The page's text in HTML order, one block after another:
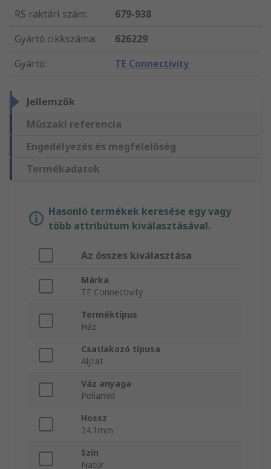
RS raktári szám:
679-938
Gyártó cikkszáma:
626229
Gyártó: TE Connectivity
Jellemzők
Műszaki referencia
Engedélyezés és megfelelőség
Termékadatok
Hasonló termékek keresése egy vagy
több attribútum kiválasztásával.
Az összes kiválasztása
Márka
TE Connectivity
Terméktípus
Ház
Csatlakozó típusa
Aljzat
Váz anyaga
Poliamid
Hossz
24.1mm
Szín
Natúr